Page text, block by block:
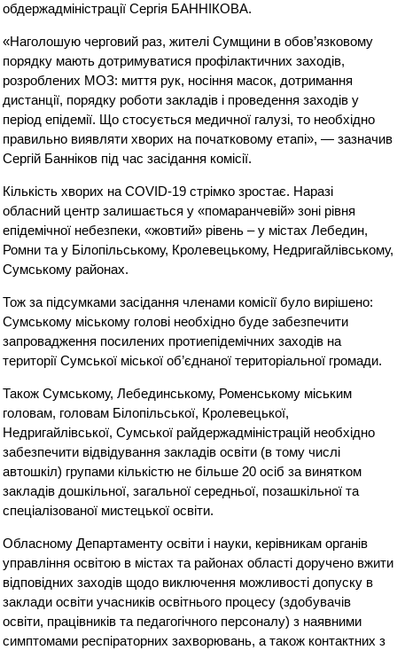
обдержадміністрації Сергія БАННІКОВА.
«Наголошую черговий раз, жителі Сумщини в обов’язковому
порядку мають дотримуватися профілактичних заходів,
розроблених МОЗ: миття рук, носіння масок, дотримання
дистанції, порядку роботи закладів і проведення заходів у
період епідемії. Що стосується медичної галузі, то необхідно
правильно виявляти хворих на початковому етапі», — зазначив
Сергій Банніков під час засідання комісії.
Кількість хворих на COVID-19 стрімко зростає. Наразі
обласний центр залишається у «помаранчевій» зоні рівня
епідемічної небезпеки, «жовтий» рівень – у містах Лебедин,
Ромни та у Білопільському, Кролевецькому, Недригайлівському,
Сумському районах.
Тож за підсумками засідання членами комісії було вирішено:
Сумському міському голові необхідно буде забезпечити
запровадження посилених протиепідемічних заходів на
території Сумської міської об’єднаної територіальної громади.
Також Сумському, Лебединському, Роменському міським
головам, головам Білопільської, Кролевецької,
Недригайлівської, Сумської райдержадміністрацій необхідно
забезпечити відвідування закладів освіти (в тому числі
автошкіл) групами кількістю не більше 20 осіб за винятком
закладів дошкільної, загальної середньої, позашкільної та
спеціалізованої мистецької освіти.
Обласному Департаменту освіти і науки, керівникам органів
управління освітою в містах та районах області доручено вжити
відповідних заходів щодо виключення можливості допуску в
заклади освіти учасників освітнього процесу (здобувачів
освіти, працівників та педагогічного персоналу) з наявними
симптомами респіраторних захворювань, а також контактних з